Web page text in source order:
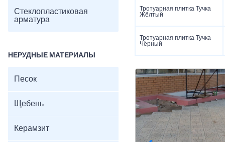
Стеклопластиковая
арматура
НЕРУДНЫЕ МАТЕРИАЛЫ
Песок
Щебень
Керамзит
Тротуарная плитка Тучка
Жёлтый
Тротуарная плитка Тучка
Чёрный